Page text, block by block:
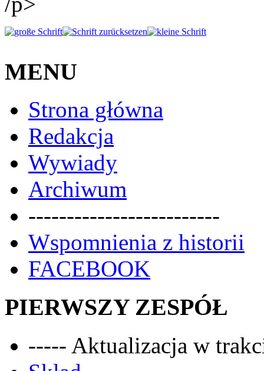
MENU
Strona główna
Redakcja
Wywiady
Archiwum
-------------------------
Wspomnienia z historii
FACEBOOK
PIERWSZY ZESPÓŁ
----- Aktualizacja w